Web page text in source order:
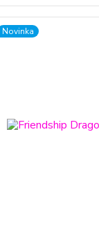
Novinka